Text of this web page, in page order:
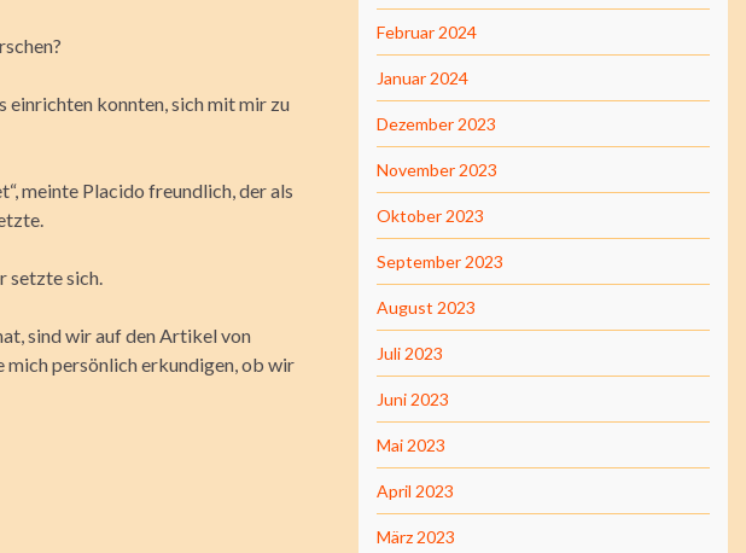
einrichten konnten, sich mit mir zu
meinte Placido freundlich, der als
setzte sich.
sind wir auf den Artikel von
mich persönlich erkundigen, ob wir
Februar 2024
Januar 2024
Dezember 2023
November 2023
Oktober 2023
September 2023
August 2023
Juli 2023
Juni 2023
Mai 2023
April 2023
März 2023